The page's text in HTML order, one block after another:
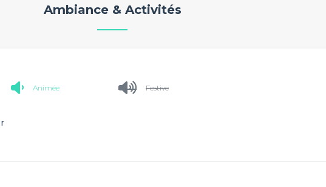
Ambiance & Activités
Animée Festive